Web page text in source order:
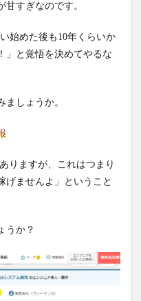
甘すぎなのです。
始めた後も10年くらいか
」と覚悟を決めてやるな
しょうか。
りますが、これはつまり
げませんよ」ということ
うか？